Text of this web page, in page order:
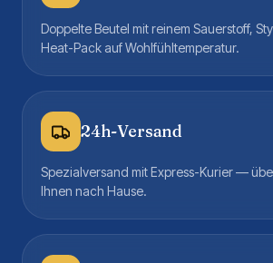
Doppelte Beutel mit reinem Sauerstoff,
Heat-Pack auf Wohlfühltemperatur.
24h-Versand
Spezialversand mit Express-Kurier —
Ihnen nach Hause.